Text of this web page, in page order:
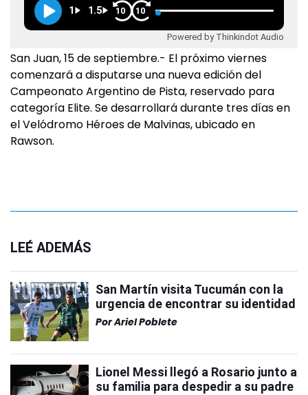
1 1.5 10 10
Powered by Thinkindot Audio
San Juan, 15 de septiembre.- El próximo viernes
comenzará a disputarse una nueva edición del
Campeonato Argentino de Pista, reservado para
categoría Elite. Se desarrollará durante tres días en
el Velódromo Héroes de Malvinas, ubicado en
Rawson.
LEÉ ADEMÁS
San Martín visita Tucumán con la
urgencia de encontrar su identidad
PorAriel Poblete
Lionel Messi llegó a Rosario junto a
su familia para despedir a su padre